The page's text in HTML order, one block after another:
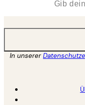
In unserer